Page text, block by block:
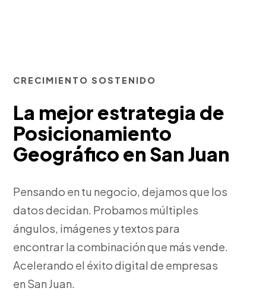
CRECIMIENTO SOSTENIDO
La mejor estrategia de
Posicionamiento
Geográfico en San Juan
Pensando en tu negocio, dejamos que los
datos decidan. Probamos múltiples
ángulos, imágenes y textos para
encontrar la combinación que más vende.
Acelerando el éxito digital de empresas
en San Juan.